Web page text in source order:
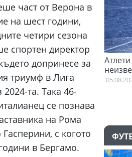
част от Верона в
на шест години,
четири сезона
спортен директор
допринесе за
триумф в Лига
та. Така 46-
се познава
на Рома
с когото
в Бергамо.
от Пакистан и Уганда са в
след Игрите на
общност